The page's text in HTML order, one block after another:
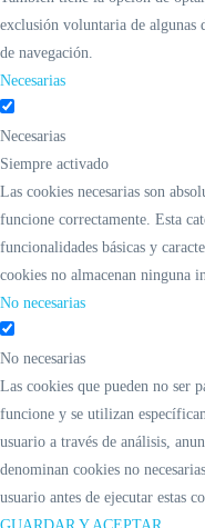
exclusión voluntaria de algunas
de navegación.
Necesarias
Necesarias
Siempre activado
Las cookies necesarias son
funcione correctamente. Esta
funcionalidades básicas y
cookies no almacenan ninguna
No necesarias
No necesarias
Las cookies que pueden no ser
funcione y se utilizan
usuario a través de análisis,
denominan cookies no
usuario antes de ejecutar estas